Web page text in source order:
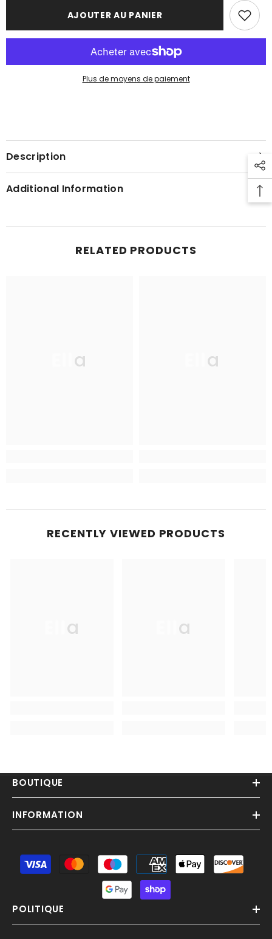
&quot;MASQUE&quot;MASQUE
AJOUTER AU PANIER
Plus de moyens de paiement
Description
Additional Information
RELATED PRODUCTS
Ella Ella
RECENTLY VIEWED PRODUCTS
Ella Ella
BOUTIQUE
INFORMATION
Moyens
de
POLITIQUE